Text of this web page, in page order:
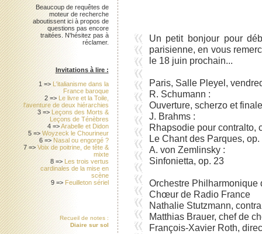
Un petit bonjour pour
parisienne, en vous
le 18 juin prochain...
Paris, Salle Pleyel,
R. Schumann :
Ouverture, scherzo et
J. Brahms :
Rhapsodie pour contralto,
Le Chant des Parques, op.
A. von Zemlinsky :
Sinfonietta, op. 23
Orchestre Philharmonique
Chœur de Radio France
Nathalie Stutzmann,
Matthias Brauer, chef de
François-Xavier Roth,
Beaucoup de requêtes de
moteur de recherche
aboutissent ici à propos de
questions pas encore
traitées. N'hésitez pas à
réclamer.
Invitations à lire :
1 => L'italianisme dans la
France baroque
2 => Le livre et la Toile,
l'aventure de deux hiérarchies
3 => Leçons des Morts &
Leçons de Ténèbres
4 =>Arabelle et Didon
5 =>Woyzeck le Chourineur
6 => Nasal ou engorgé ?
7 =>Voix de poitrine, de tête &
mixte
8 => Les trois vertus
cardinales de la mise en
scène
9 => Feuilleton sériel
Recueil de notes :
Diaire sur sol